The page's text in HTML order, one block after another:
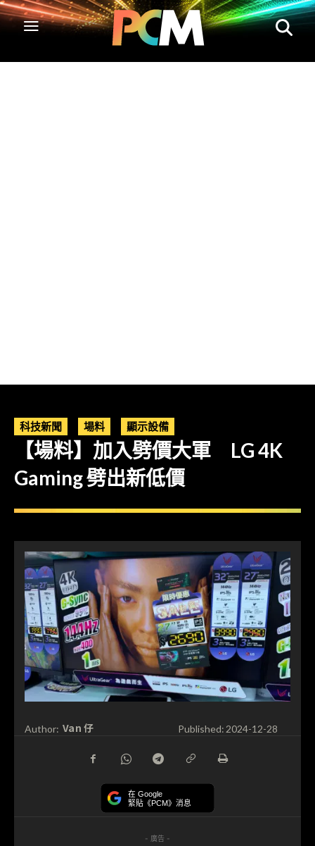
科技新聞 場料 顯示設備
【場料】加入劈價大軍 LG 4K
Gaming 劈出新低價
Author: Van 仔 Published: 2024-12-28
在 Google
緊貼《PCM》消息
- 廣告 -